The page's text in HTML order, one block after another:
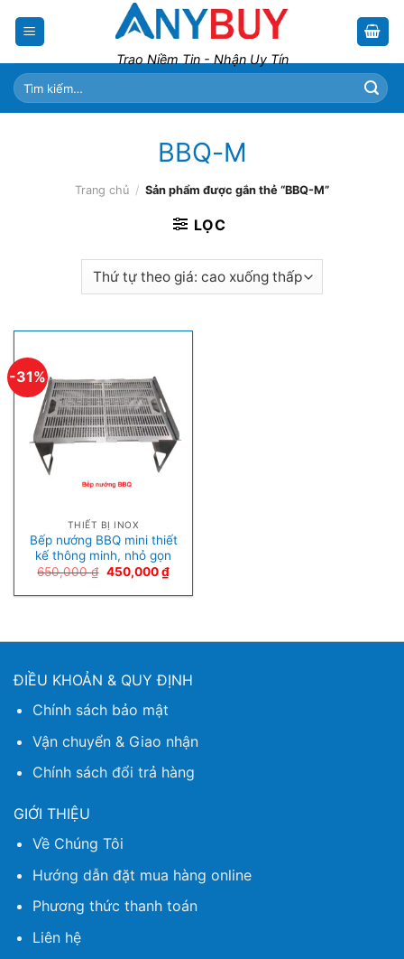
Trao Niềm Tin - Nhận Uy Tín
Tìm
kiếm:
BBQ-M
Trang chủ / Sản phẩm được gắn thẻ “BBQ-M”
LỌC
-31%
THIẾT BỊ INOX
Bếp nướng BBQ mini thiết
kế thông minh, nhỏ gọn
650,000₫ 450,000₫
ĐIỀU KHOẢN & QUY ĐỊNH
Chính sách bảo mật
Vận chuyển & Giao nhận
Chính sách đổi trả hàng
GIỚI THIỆU
Về Chúng Tôi
Hướng dẫn đặt mua hàng online
Phương thức thanh toán
Liên hệ